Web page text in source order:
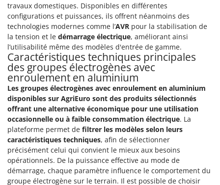
H
Haches - Cognées et Hachettes
Hachoirs à viande
Herses à Dents
Herses Rotatives
L
Lames à neige
Lames niveleuses pour tracteur
Lave-vitres
Lieuses électriques pour vignes
M
Machines à pâtes
Edilmark
Effeuno
Einhell
Elegen
Energy Gruppi
Enotecnica Pillan
Eschenfelder
EuroMech
Eurosystems
F
FAC
Fama Industrie
Famag
travaux domestiques. Disponibles en différentes
configurations et puissances, ils offrent néanmoins des
technologies modernes comme l’AVR pour la stabilisation de
la tension et le démarrage électrique, améliorant ainsi
l’utilisabilité même des modèles d'entrée de gamme.
Caractéristiques techniques principales
des groupes électrogènes avec
enroulement en aluminium
Les groupes électrogènes avec enroulement en aluminium
disponibles sur AgriEuro sont des produits sélectionnés
offrant une alternative économique pour une utilisation
occasionnelle ou à faible consommation électrique. La
plateforme permet de filtrer les modèles selon leurs
caractéristiques techniques, afin de sélectionner
précisément celui qui convient le mieux aux besoins
opérationnels. De la puissance effective au mode de
démarrage, chaque paramètre influence le comportement du
groupe électrogène sur le terrain. Il est possible de choisir